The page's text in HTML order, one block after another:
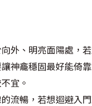
外、明亮面陽處，
神龕穩固最好能倚靠
宜。
流暢，若想迴避入